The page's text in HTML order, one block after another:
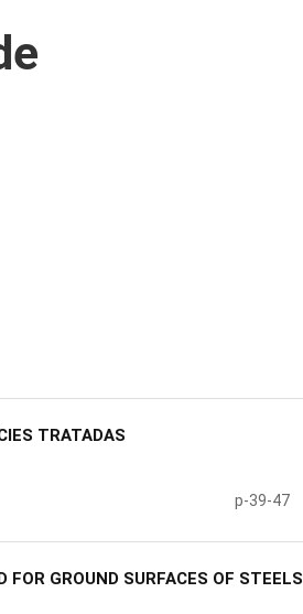
TRATADAS
p-39-47
GROUND SURFACES OF STEELS